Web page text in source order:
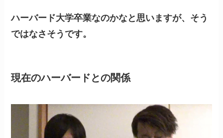
ハーバード大学卒業なのかなと思いますが、そう
ではなさそうです。
現在のハーバードとの関係